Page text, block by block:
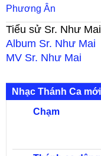
Phương Ân
Tiểu sử Sr. Như Mai
Album Sr. Như Mai
MV Sr. Như Mai
Nhạc Thánh Ca mới
Chạm